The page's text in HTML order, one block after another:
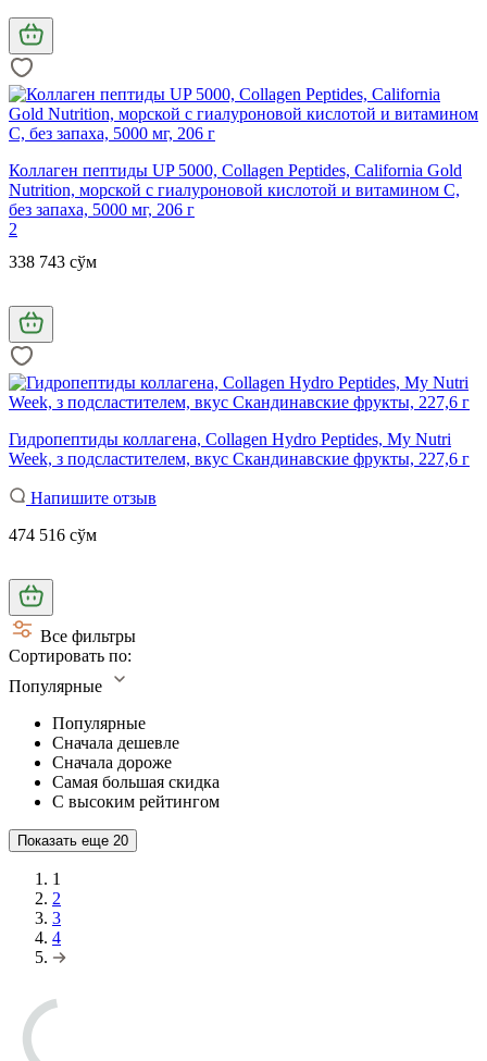
Коллаген пептиды UP 5000, Collagen Peptides, California Gold
Nutrition, морской с гиалуроновой кислотой и витамином С,
без запаха, 5000 мг, 206 г
2
338 743 сўм
Гидропептиды коллагена, Collagen Hydro Peptides, My Nutri
Week, з подсластителем, вкус Скандинавские фрукты, 227,6 г
Напишите отзыв
474 516 сўм
Все фильтры
Сортировать по:
Популярные
Популярные
Сначала дешевле
Сначала дороже
Самая большая скидка
С высоким рейтингом
Показать еще 20
1
2
3
4